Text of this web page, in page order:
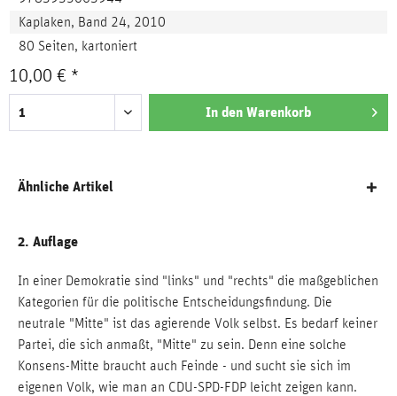
Kaplaken, Band 24, 2010
80 Seiten, kartoniert
10,00 € *
In den Warenkorb
Ähnliche Artikel
2. Auflage
In einer Demokratie sind "links" und "rechts" die maßgeblichen
Kategorien für die politische Entscheidungsfindung. Die
neutrale "Mitte" ist das agierende Volk selbst. Es bedarf keiner
Partei, die sich anmaßt, "Mitte" zu sein. Denn eine solche
Konsens-Mitte braucht auch Feinde - und sucht sie sich im
eigenen Volk, wie man an CDU-SPD-FDP leicht zeigen kann.